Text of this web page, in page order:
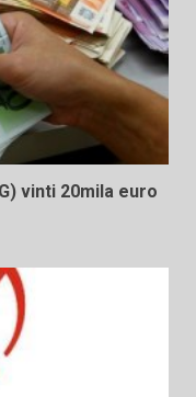
vinti 20mila euro